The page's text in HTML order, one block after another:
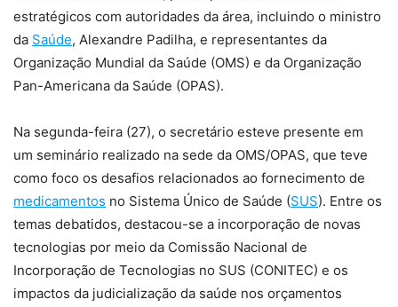
estratégicos com autoridades da área, incluindo o ministro
da Saúde, Alexandre Padilha, e representantes da
Organização Mundial da Saúde (OMS) e da Organização
Pan-Americana da Saúde (OPAS).
Na segunda-feira (27), o secretário esteve presente em
um seminário realizado na sede da OMS/OPAS, que teve
como foco os desafios relacionados ao fornecimento de
medicamentos no Sistema Único de Saúde (SUS). Entre os
temas debatidos, destacou-se a incorporação de novas
tecnologias por meio da Comissão Nacional de
Incorporação de Tecnologias no SUS (CONITEC) e os
impactos da judicialização da saúde nos orçamentos